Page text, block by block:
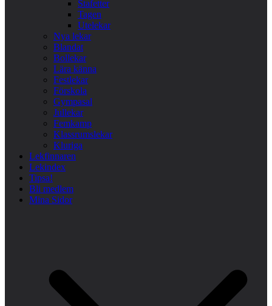
Stafetter
Tagen
Utelekar
Nya lekar
Blandat
Bollekar
Lära känna
Festlekar
Förskola
Gympasal
Jullekar
Femkamp
Klassrumslekar
Kluriga
Lekfinnaren
Lekindex
Tipsa!
Bli medlem
Mina Sidor